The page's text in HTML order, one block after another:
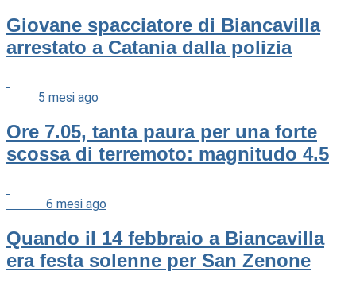
Giovane spacciatore di Biancavilla
arrestato a Catania dalla polizia
5 mesi ago
Ore 7.05, tanta paura per una forte
scossa di terremoto: magnitudo 4.5
6 mesi ago
Quando il 14 febbraio a Biancavilla
era festa solenne per San Zenone